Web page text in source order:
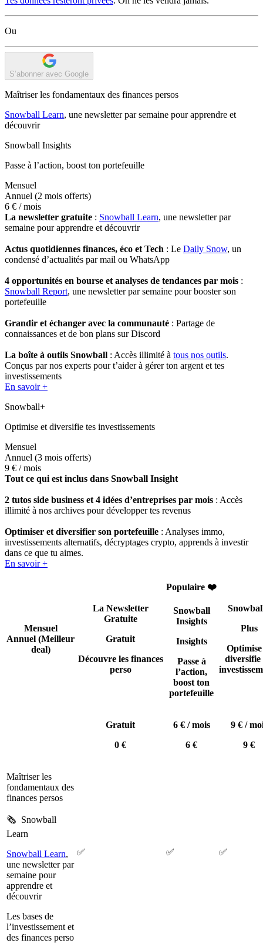
Ou
S’abonner avec Google
Maîtriser les fondamentaux des finances persos
Snowball Learn, une newsletter par semaine pour apprendre et
découvrir
Snowball Insights
Passe à l’action, boost ton portefeuille
Mensuel
Annuel (2 mois offerts)
6 € / mois
La newsletter gratuite : Snowball Learn, une newsletter par
semaine pour apprendre et découvrir
Actus quotidiennes finances, éco et Tech : Le Daily Snow, un
condensé d’actualités par mail ou WhatsApp
4 opportunités en bourse et analyses de tendances par mois :
Snowball Report, une newsletter par semaine pour booster son
portefeuille
Grandir et échanger avec la communauté : Partage de
connaissances et de bon plans sur Discord
La boîte à outils Snowball : Accès illimité à tous nos outils.
Conçus par nos experts pour t’aider à gérer ton argent et tes
investissements
En savoir +
Snowball+
Optimise et diversifie tes investissements
Mensuel
Annuel (3 mois offerts)
9 € / mois
Tout ce qui est inclus dans Snowball Insight
2 tutos side business et 4 idées d’entreprises par mois : Accès
illimité à nos archives pour développer tes revenus
Optimiser et diversifier son portefeuille : Analyses immo,
investissements alternatifs, décryptages crypto, apprends à investir
dans ce que tu aimes.
En savoir +
Mensuel
Annuel (Meilleur
deal)
La Newsletter
Gratuite
Gratuit
Découvre les finances
perso
Populaire ❤️
Snowball
Insights
Insights
Passe à
l’action,
boost ton
portefeuille
Plus
diversifie
Gratuit
0 €
6 € / mois
6 €
9 € /
9 €
Maîtriser les
fondamentaux des
finances persos
🗞️ Snowball
Learn
Snowball Learn,
une newsletter par
semaine pour
apprendre et
découvrir
Les bases de
l’investissement et
des finances perso
✅ ✅ ✅